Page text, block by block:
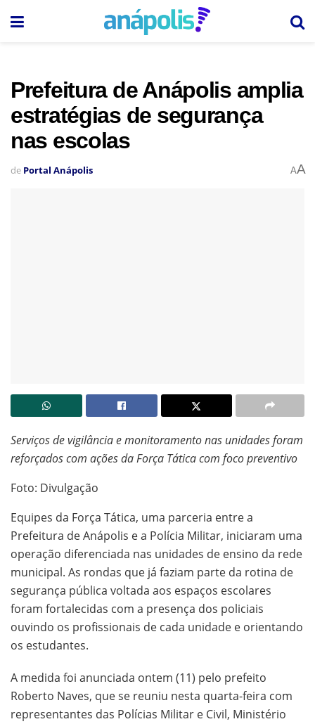
Prefeitura de Anápolis amplia
estratégias de segurança
nas escolas
de Portal Anápolis AA
Serviços de vigilância e monitoramento nas unidades foram
reforçados com ações da Força Tática com foco preventivo
Foto: Divulgação
Equipes da Força Tática, uma parceria entre a
Prefeitura de Anápolis e a Polícia Militar, iniciaram uma
operação diferenciada nas unidades de ensino da rede
municipal. As rondas que já faziam parte da rotina de
segurança pública voltada aos espaços escolares
foram fortalecidas com a presença dos policiais
ouvindo os profissionais de cada unidade e orientando
os estudantes.
A medida foi anunciada ontem (11) pelo prefeito
Roberto Naves, que se reuniu nesta quarta-feira com
representantes das Polícias Militar e Civil, Ministério